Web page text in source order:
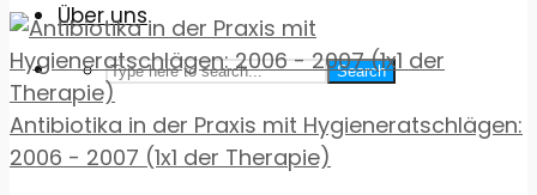
Über uns
Search
Antibiotika in der Praxis mit Hygieneratschlägen:
2006 - 2007 (1x1 der Therapie)